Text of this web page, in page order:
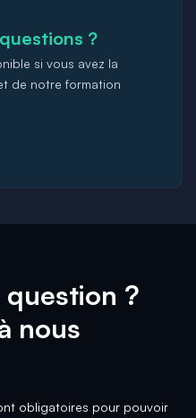
?
si vous avez la
de notre formation
question ?
nous
obligatoires pour pouvoir